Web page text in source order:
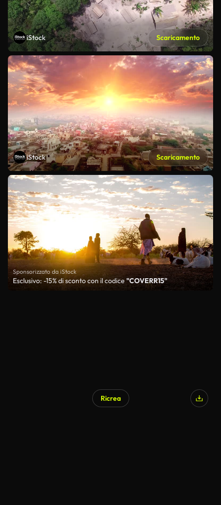
iStock Scaricamento
iStock Scaricamento
Sponsorizzato da iStock
Esclusivo: -15% di sconto con il codice "COVERR15"
Ricrea